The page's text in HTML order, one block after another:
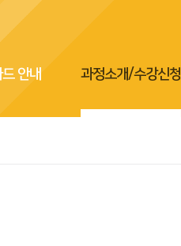
안내 과정소개/수강신청